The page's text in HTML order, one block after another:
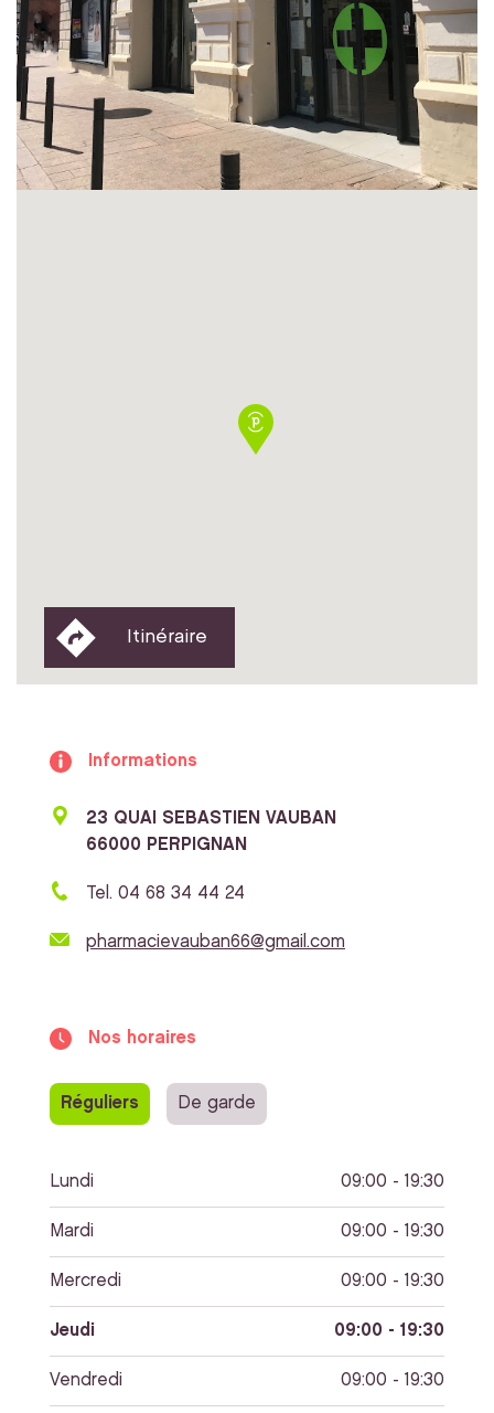
Itinéraire
Informations
23 QUAI SEBASTIEN VAUBAN
66000 PERPIGNAN
Tel. 04 68 34 44 24
pharmacievauban66@gmail.com
Nos horaires
Réguliers De garde
Lundi 09:00 - 19:30
Mardi 09:00 - 19:30
Mercredi 09:00 - 19:30
Jeudi 09:00 - 19:30
Vendredi 09:00 - 19:30